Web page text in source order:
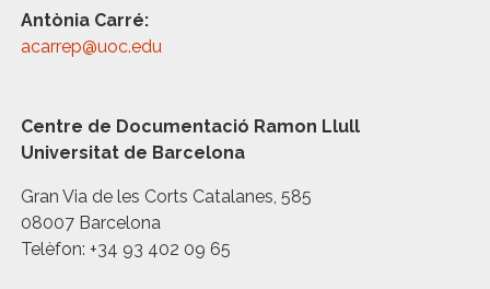
Antònia Carré:
acarrep@uoc.edu
Centre de Documentació Ramon Llull
Universitat de Barcelona
Gran Via de les Corts Catalanes, 585
08007 Barcelona
Telèfon: +34 93 402 09 65